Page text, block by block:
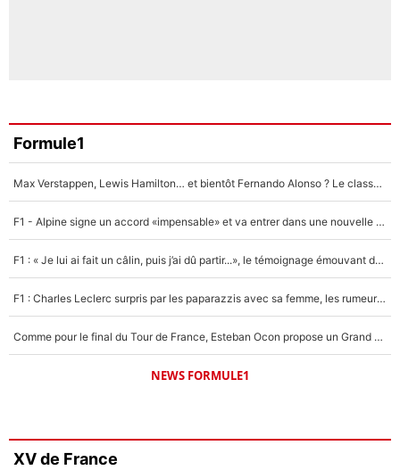
Formule1
Max Verstappen, Lewis Hamilton… et bientôt Fernando Alonso ? Le classement des pilotes les mieux payés en Formule 1 risque de changer !
F1 - Alpine signe un accord «impensable» et va entrer dans une nouvelle dimension : Grande nouvelle pour Pierre Gasly !
F1 : « Je lui ai fait un câlin, puis j’ai dû partir...», le témoignage émouvant de Max Verstappen sur sa fille
F1 : Charles Leclerc surpris par les paparazzis avec sa femme, les rumeurs étaient vraies !
Comme pour le final du Tour de France, Esteban Ocon propose un Grand Prix de Formule 1 à Paris : «Autour de l’Arc de Triomphe, ce serait génial» !
NEWS FORMULE1
XV de France